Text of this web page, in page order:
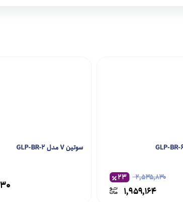
۲,۵۳۵,۸۳۰
۱,۹۵۹,۱۶۴
۲۳
سوتین V مدل GLP-BR-2